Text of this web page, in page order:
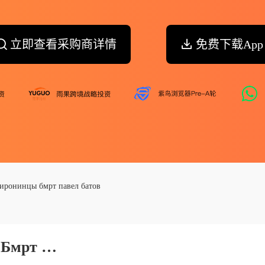
立即查看采购商详情 免费下载App
бмрт павел батов
Бмрт Порфирий Чанчибадзе Бмрт Герои Широнинцы Бмрт Павел Батов